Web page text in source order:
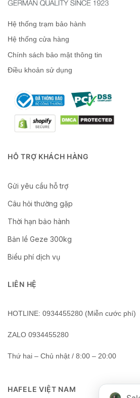
Hệ thống trạm bảo hành
Hệ thống cửa hàng
Chính sách bảo mật thông tin
Điều khoản sử dụng
HỖ TRỢ KHÁCH HÀNG
Gửi yêu cầu hỗ trợ
Câu hỏi thường gặp
Thời hạn bảo hành
Bản lề Geze 300kg
Biểu phí dịch vụ
LIÊN HỆ
HOTLINE: 0934455280 (Miễn cước phí)
ZALO 0934455280
Thứ hai – Chủ nhật / 8:00 – 20:00
HAFELE VIỆT NAM